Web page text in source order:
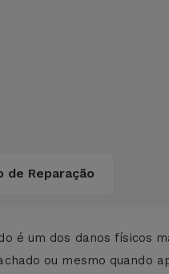
de Reparação
é um dos danos físicos
ou mesmo quando